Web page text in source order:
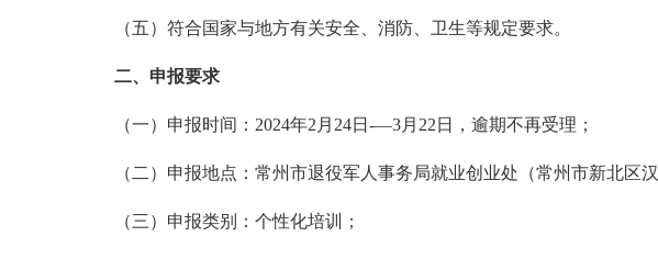
（五）符合国家与地方有关安全、消防、卫生等规定要求。
二、申报要求
（一）申报时间：2024年2月24日-—3月22日，逾期不再受理；
（二）申报地点：常州市退役军人事务局就业创业处（常州市新北区
（三）申报类别：个性化培训；